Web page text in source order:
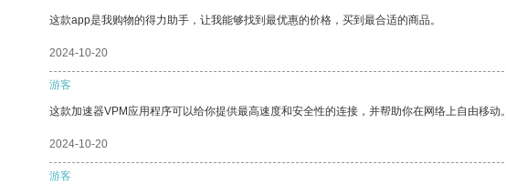
这款app是我购物的得力助手，让我能够找到最优惠的价格，买到最合适的商品。
2024-10-20
游客
这款加速器VPM应用程序可以给你提供最高速度和安全性的连接，并帮助你在网络上自由移动。
2024-10-20
游客